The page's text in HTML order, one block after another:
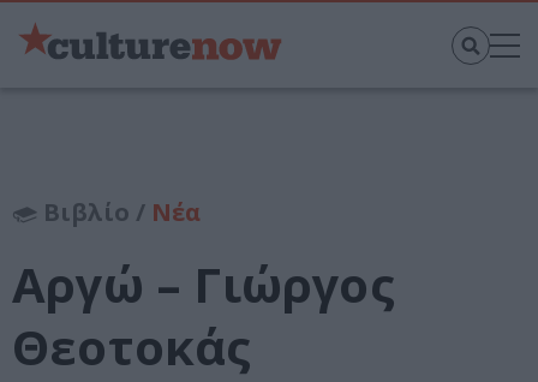
Βιβλίο / Νέα
Αργώ – Γιώργος
Θεοτοκάς